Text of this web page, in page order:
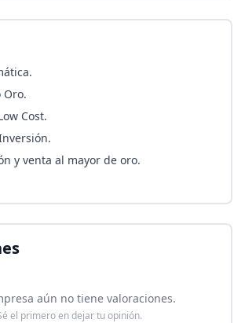
Cost.
y venta al mayor de oro.
aún no tiene valoraciones.
el primero en dejar tu opinión.